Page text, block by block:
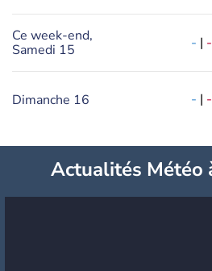
Ce week-end,
Samedi 15
- | -
Dimanche 16 - | -
Actualités Météo